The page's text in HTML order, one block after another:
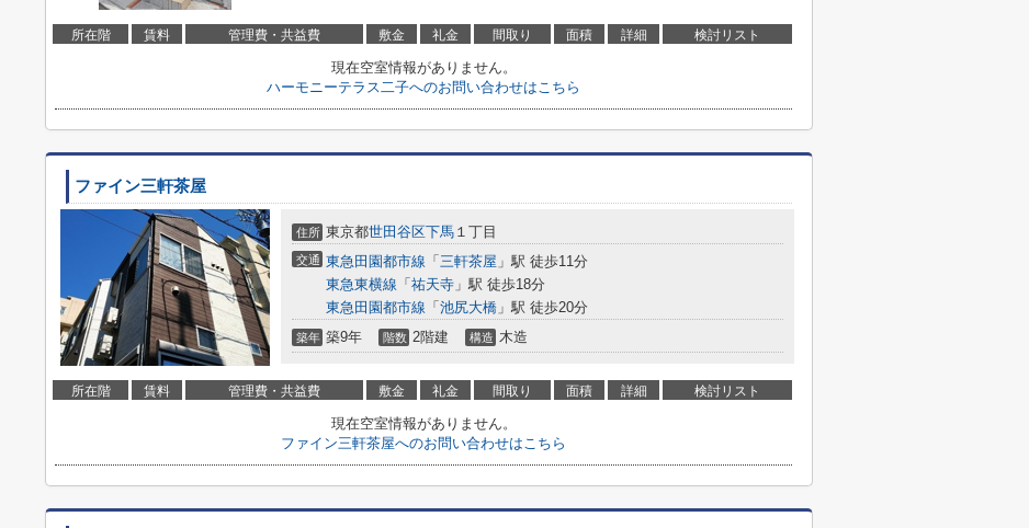
所在階 賃料 管理費・共益費 敷金 礼金 間取り 面積 詳細 検討リスト
現在空室情報がありません。
ハーモニーテラス二子へのお問い合わせはこちら
ファイン三軒茶屋
住所 東京都世田谷区下馬 １丁目
交通 東急田園都市線 「 三軒茶屋 」駅 徒歩11分
東急東横線 「 祐天寺 」駅 徒歩18分
東急田園都市線 「 池尻大橋 」駅 徒歩20分
築年 築9年 階数 2階建 構造 木造
所在階 賃料 管理費・共益費 敷金 礼金 間取り 面積 詳細 検討リスト
現在空室情報がありません。
ファイン三軒茶屋へのお問い合わせはこちら